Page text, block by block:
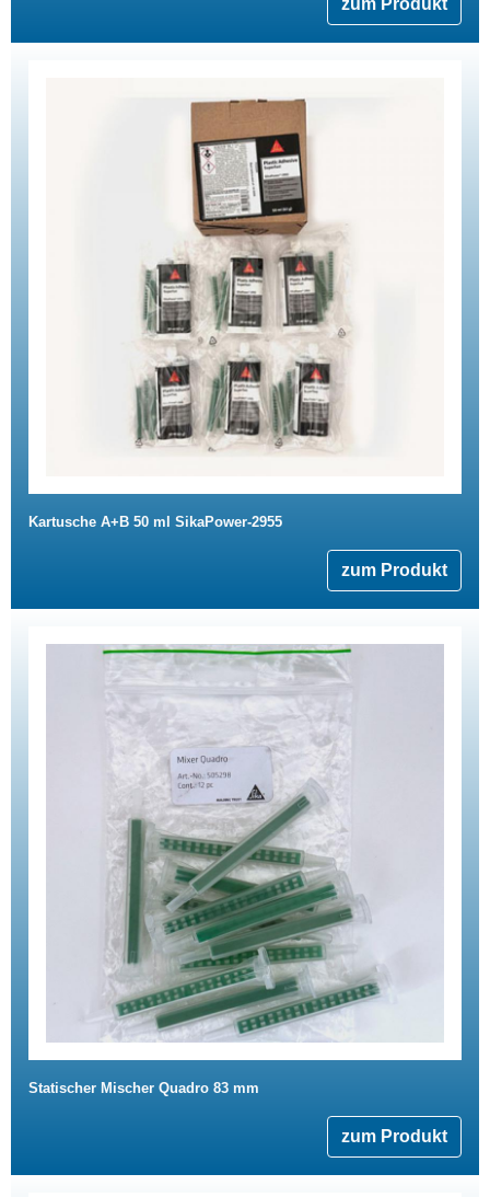
Kartusche A+B 50 ml SikaPower-2955
zum Produkt
Statischer Mischer Quadro 83 mm
zum Produkt